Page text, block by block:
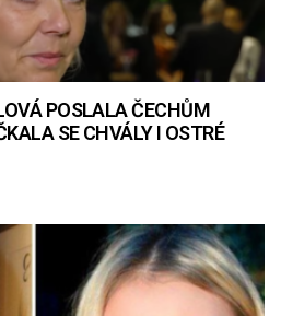
POSLALA ČECHŮM
SE CHVÁLY I OSTRÉ